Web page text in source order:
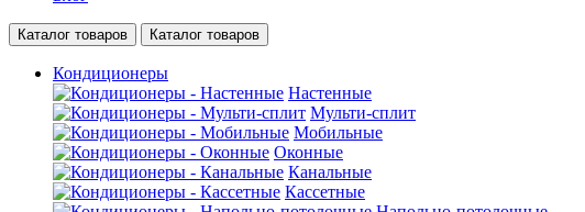
Каталог товаров Каталог товаров
Кондиционеры
Настенные
Мульти-сплит
Мобильные
Оконные
Канальные
Кассетные